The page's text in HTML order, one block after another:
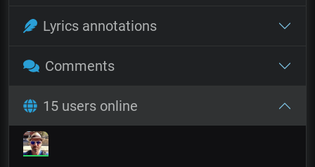
Lyrics annotations
Comments
15 users online